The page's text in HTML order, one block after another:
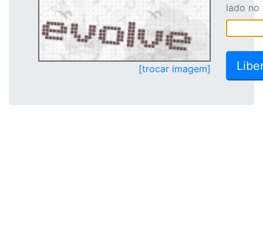
[trocar imagem]
lado no